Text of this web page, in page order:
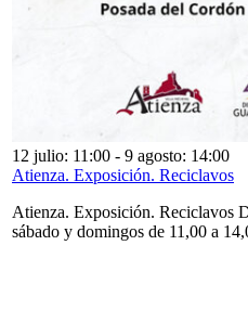
12 julio: 11:00 - 9 agosto: 14:00
Atienza. Exposición. Reciclavos
Atienza. Exposición. Reciclavos
sábado y domingos de 11,00 a